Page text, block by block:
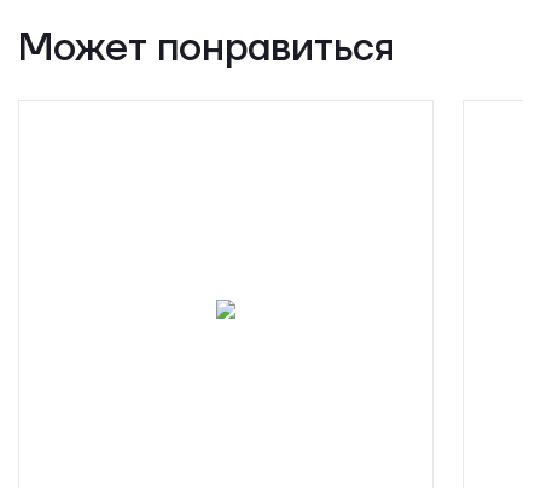
Может понравиться